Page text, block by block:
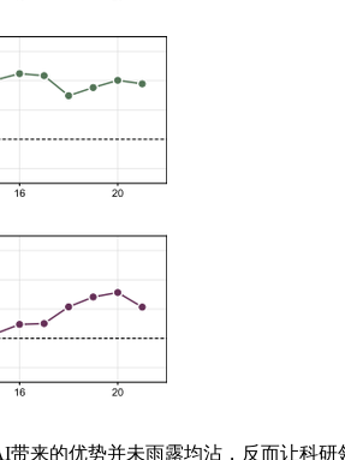
的优势并未雨露均沾，反而让科研